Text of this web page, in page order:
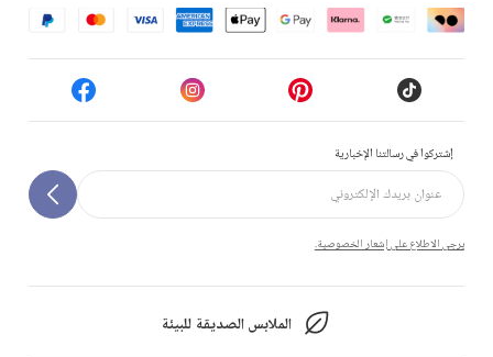
إشتركوا في رسالتنا الإخبارية
يرجى الاطلاع على إشعار الخصوصية.
الملابس الصديقة للبيئة